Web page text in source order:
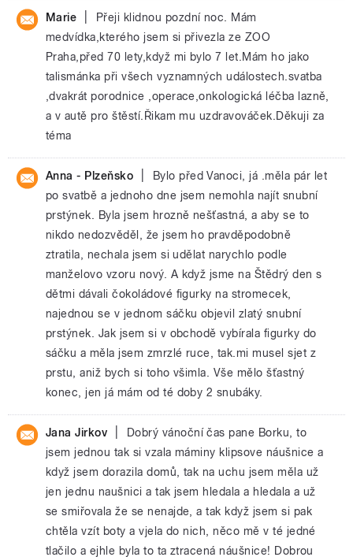
Marie
Přeji klidnou pozdní noc. Mám
medvídka,kterého jsem si přivezla ze ZOO
Praha,před 70 lety,když mi bylo 7 let.Mám ho jako
talismánka při všech vyznamných událostech.svatba
,dvakrát porodnice ,operace,onkologická léčba lazně,
a v autě pro štěstí.Řikam mu uzdravováček.Děkuji za
téma
Anna - Plzeňsko
Bylo před Vanoci, já .měla pár let
po svatbě a jednoho dne jsem nemohla najít snubní
prstýnek. Byla jsem hrozně nešťastná, a aby se to
nikdo nedozvěděl, že jsem ho pravděpodobně
ztratila, nechala jsem si udělat narychlo podle
manželovo vzoru nový. A když jsme na Štědrý den s
dětmi dávali čokoládové figurky na stromecek,
najednou se v jednom sáčku objevil zlatý snubní
prstýnek. Jak jsem si v obchodě vybírala figurky do
sáčku a měla jsem zmrzlé ruce, tak.mi musel sjet z
prstu, aniž bych si toho všimla. Vše mělo šťastný
konec, jen já mám od té doby 2 snubáky.
Jana Jirkov
Dobrý vánoční čas pane Borku, to
jsem jednou tak si vzala máminy klipsove náušnice a
když jsem dorazila domů, tak na uchu jsem měla už
jen jednu naušnici a tak jsem hledala a hledala a už
se smiřovala že se nenajde, a tak když jsem si pak
chtěla vzít boty a vjela do nich, něco mě v té jedné
tlačilo a ejhle byla to ta ztracená náušnice! Dobrou